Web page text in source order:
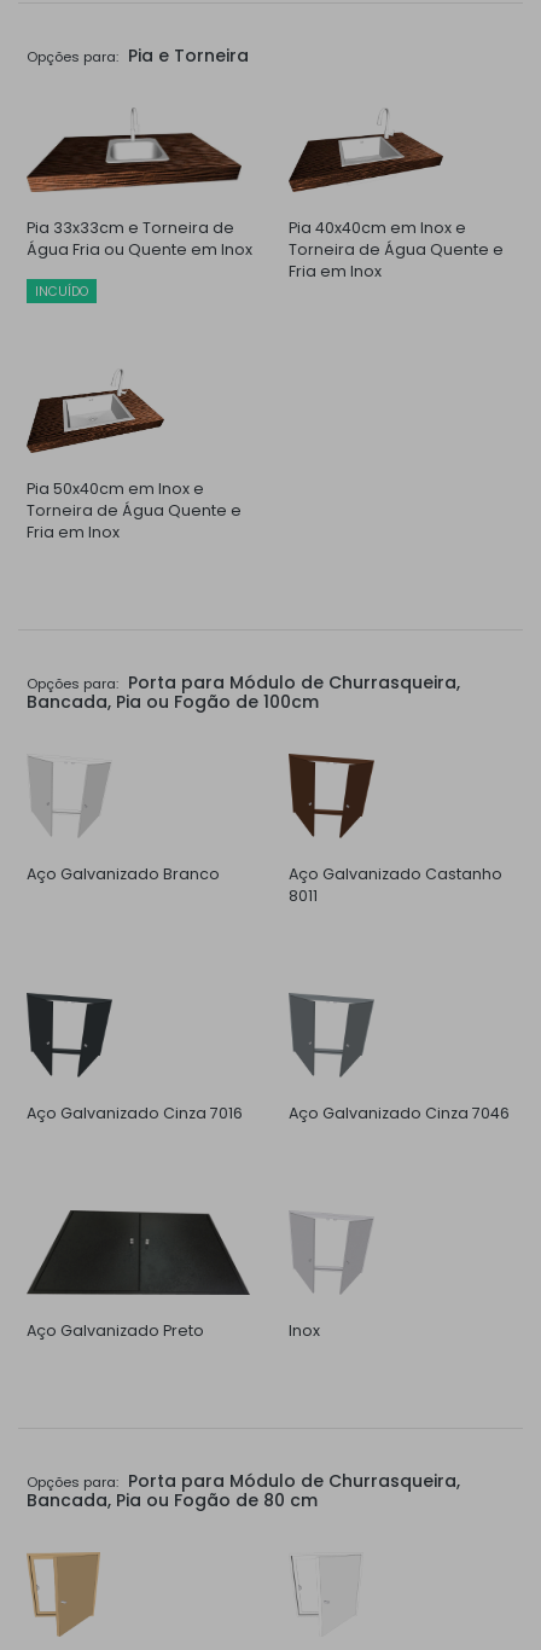
Opções para: Pia e Torneira
Pia 33x33cm e Torneira de
Água Fria ou Quente em Inox
INCUÍDO
Pia 40x40cm em Inox e
Torneira de Água Quente e
Fria em Inox
Pia 50x40cm em Inox e
Torneira de Água Quente e
Fria em Inox
Opções para: Porta para Módulo de Churrasqueira,
Bancada, Pia ou Fogão de 100cm
Aço Galvanizado Branco
Aço Galvanizado Castanho
8011
Aço Galvanizado Cinza 7016 Aço Galvanizado Cinza 7046
Aço Galvanizado Preto Inox
Opções para: Porta para Módulo de Churrasqueira,
Bancada, Pia ou Fogão de 80 cm